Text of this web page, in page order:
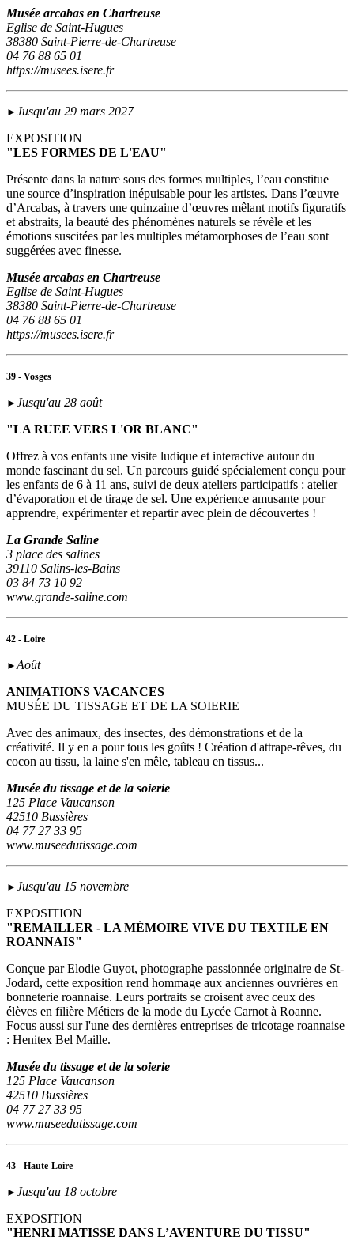
Musée arcabas en Chartreuse
Eglise de Saint-Hugues
38380 Saint-Pierre-de-Chartreuse
04 76 88 65 01
https://musees.isere.fr
► Jusqu'au 29 mars 2027
EXPOSITION
"LES FORMES DE L'EAU"
Présente dans la nature sous des formes multiples, l’eau constitue
une source d’inspiration inépuisable pour les artistes. Dans l’œuvre
d’Arcabas, à travers une quinzaine d’œuvres mêlant motifs figuratifs
et abstraits, la beauté des phénomènes naturels se révèle et les
émotions suscitées par les multiples métamorphoses de l’eau sont
suggérées avec finesse.
Musée arcabas en Chartreuse
Eglise de Saint-Hugues
38380 Saint-Pierre-de-Chartreuse
04 76 88 65 01
https://musees.isere.fr
39 - Vosges
► Jusqu'au 28 août
"LA RUEE VERS L'OR BLANC"
Offrez à vos enfants une visite ludique et interactive autour du
monde fascinant du sel. Un parcours guidé spécialement conçu pour
les enfants de 6 à 11 ans, suivi de deux ateliers participatifs : atelier
d’évaporation et de tirage de sel. Une expérience amusante pour
apprendre, expérimenter et repartir avec plein de découvertes !
La Grande Saline
3 place des salines
39110 Salins-les-Bains
03 84 73 10 92
www.grande-saline.com
42 - Loire
►Août
ANIMATIONS VACANCES
MUSÉE DU TISSAGE ET DE LA SOIERIE
Avec des animaux, des insectes, des démonstrations et de la
créativité. Il y en a pour tous les goûts ! Création d'attrape-rêves, du
cocon au tissu, la laine s'en mêle, tableau en tissus...
Musée du tissage et de la soierie
125 Place Vaucanson
42510 Bussières
04 77 27 33 95
www.museedutissage.com
► Jusqu'au 15 novembre
EXPOSITION
"REMAILLER - LA MÉMOIRE VIVE DU TEXTILE EN
ROANNAIS"
Conçue par Elodie Guyot, photographe passionnée originaire de St-
Jodard, cette exposition rend hommage aux anciennes ouvrières en
bonneterie roannaise. Leurs portraits se croisent avec ceux des
élèves en filière Métiers de la mode du Lycée Carnot à Roanne.
Focus aussi sur l'une des dernières entreprises de tricotage roannaise
: Henitex Bel Maille.
Musée du tissage et de la soierie
125 Place Vaucanson
42510 Bussières
04 77 27 33 95
www.museedutissage.com
43 - Haute-Loire
► Jusqu'au 18 octobre
EXPOSITION
"HENRI MATISSE DANS L’AVENTURE DU TISSU"